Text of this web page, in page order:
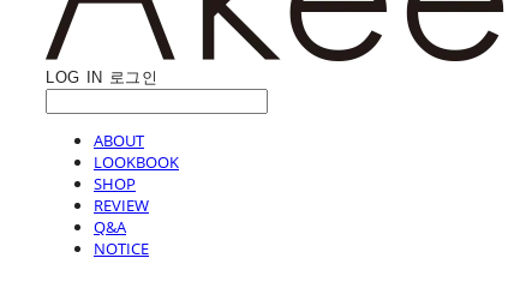
LOG IN 로그인
ABOUT
LOOKBOOK
SHOP
REVIEW
Q&A
NOTICE